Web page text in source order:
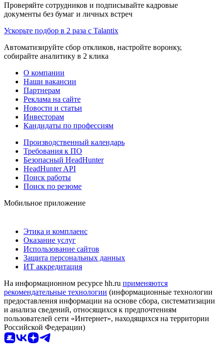
Проверяйте сотрудников и подписывайте кадровые
документы без бумаг и личных встреч
Ускорьте подбор в 2 раза с Talantix
Автоматизируйте сбор откликов, настройте воронку,
собирайте аналитику в 2 клика
О компании
Наши вакансии
Партнерам
Реклама на сайте
Новости и статьи
Инвесторам
Кандидаты по профессиям
Производственный календарь
Требования к ПО
Безопасный HeadHunter
HeadHunter API
Поиск работы
Поиск по резюме
Мобильное приложение
Этика и комплаенс
Оказание услуг
Использование сайтов
Защита персональных данных
ИТ аккредитация
На информационном ресурсе hh.ru применяются
рекомендательные технологии (информационные технологии
предоставления информации на основе сбора, систематизации
и анализа сведений, относящихся к предпочтениям
пользователей сети «Интернет», находящихся на территории
Российской Федерации)